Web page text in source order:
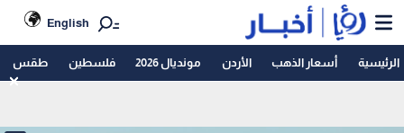
English
الرئيسية أسعار الذهب الأردن مونديال 2026 فلسطين طقس